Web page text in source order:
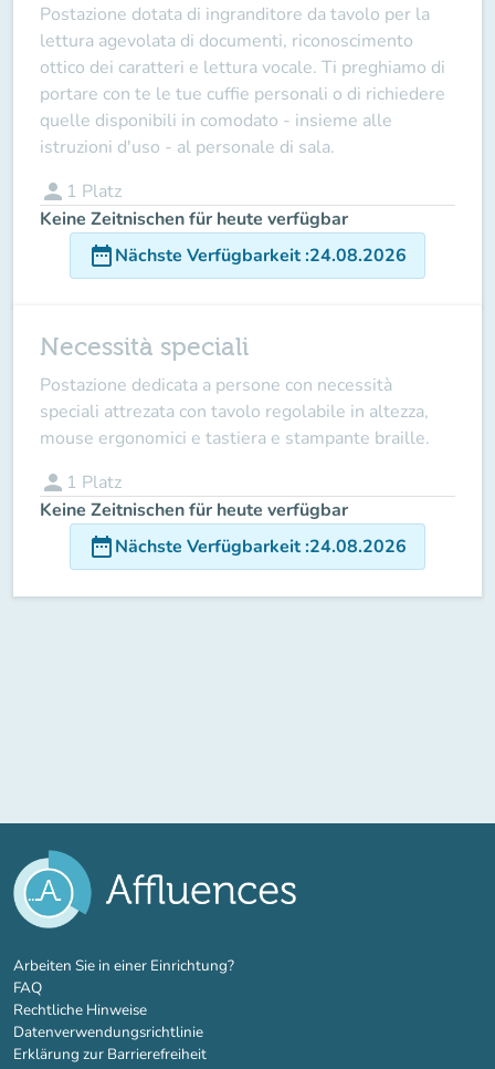
Postazione dotata di ingranditore da tavolo per la
lettura agevolata di documenti, riconoscimento
ottico dei caratteri e lettura vocale. Ti preghiamo di
portare con te le tue cuffie personali o di richiedere
quelle disponibili in comodato - insieme alle
istruzioni d'uso - al personale di sala.
person 1 Platz
Keine Zeitnischen für heute verfügbar
date_rangeNächste Verfügbarkeit:24.08.2026
Necessità speciali
Postazione dedicata a persone con necessità
speciali attrezata con tavolo regolabile in altezza,
mouse ergonomici e tastiera e stampante braille.
person 1 Platz
Keine Zeitnischen für heute verfügbar
date_rangeNächste Verfügbarkeit:24.08.2026
Arbeiten Sie in einer Einrichtung?(new tab)
FAQ
Rechtliche Hinweise
Datenverwendungsrichtlinie
Erklärung zur Barrierefreiheit